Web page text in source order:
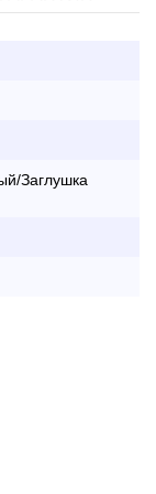
Заглушка